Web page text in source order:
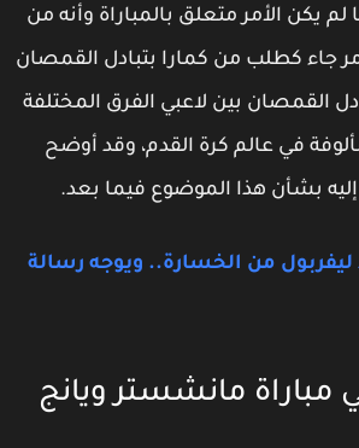
يكن الأمر متعلق بالمباراة وأنه من
جاء كطلب من كمارا بتبادل القمصان
بين لاعبي الفرق المختلفة
في عالم كرة القدم، وقد أوضح
بشأن هذا الموضوع فيما بعد.
من الخسارة.. ويوجه رسالة
مانشستر ويانج